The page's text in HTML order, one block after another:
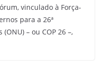
vinculado à Força-
para a 26ª
– ou COP 26 –,